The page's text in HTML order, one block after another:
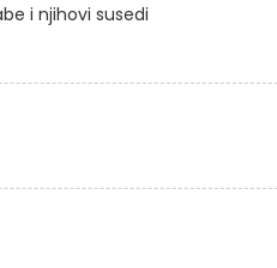
i njihovi susedi